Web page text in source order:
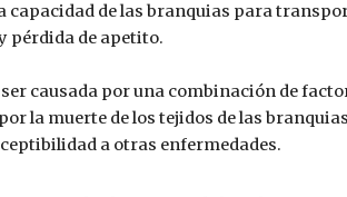
de las branquias para
pérdida de apetito.
causada por una combinación de
la muerte de los tejidos de las
a otras enfermedades.